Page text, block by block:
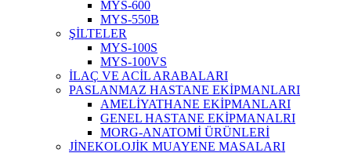
MYS-600
MYS-550B
ŞİLTELER
MYS-100S
MYS-100VS
İLAÇ VE ACİL ARABALARI
PASLANMAZ HASTANE EKİPMANLARI
AMELİYATHANE EKİPMANLARI
GENEL HASTANE EKİPMANALRI
MORG-ANATOMİ ÜRÜNLERİ
JİNEKOLOJİK MUAYENE MASALARI